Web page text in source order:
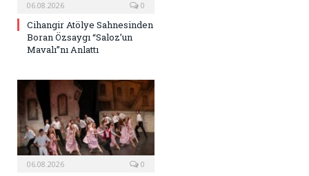
06.08.2026 0
Cihangir Atölye Sahnesinden
Boran Özsaygı “Saloz’un
Mavalı”nı Anlattı
06.08.2026 0